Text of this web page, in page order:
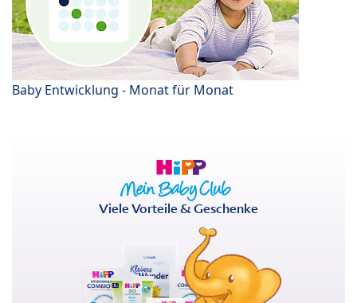
Baby Entwicklung - Monat für Monat
Viele Vorteile & Geschenke